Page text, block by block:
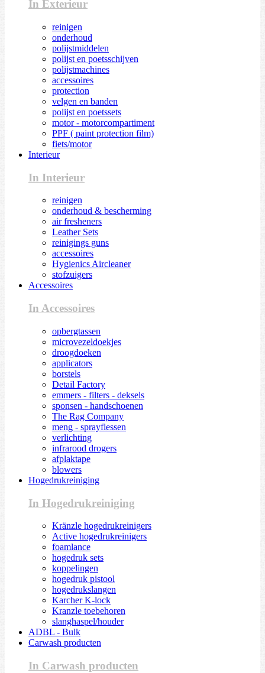
In Exterieur
reinigen
onderhoud
polijstmiddelen
polijst en poetsschijven
polijstmachines
accessoires
protection
velgen en banden
polijst en poetssets
motor - motorcompartiment
PPF ( paint protection film)
fiets/motor
Interieur
In Interieur
reinigen
onderhoud & bescherming
air fresheners
Leather Sets
reinigings guns
accessoires
Hygienics Aircleaner
stofzuigers
Accessoires
In Accessoires
opbergtassen
microvezeldoekjes
droogdoeken
applicators
borstels
Detail Factory
emmers - filters - deksels
sponsen - handschoenen
The Rag Company
meng - sprayflessen
verlichting
infrarood drogers
afplaktape
blowers
Hogedrukreiniging
In Hogedrukreiniging
Kränzle hogedrukreinigers
Active hogedrukreinigers
foamlance
hogedruk sets
koppelingen
hogedruk pistool
hogedrukslangen
Karcher K-lock
Kranzle toebehoren
slanghaspel/houder
ADBL - Bulk
Carwash producten
In Carwash producten